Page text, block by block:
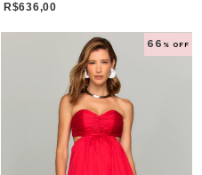
R$636,00
66 % OFF